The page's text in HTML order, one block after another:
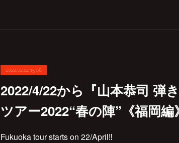
2022.02.24 15:08
2022/4/22から『山本恭司 弾
ツアー2022“春の陣”《福岡
Fukuoka tour starts on 22/April‼️